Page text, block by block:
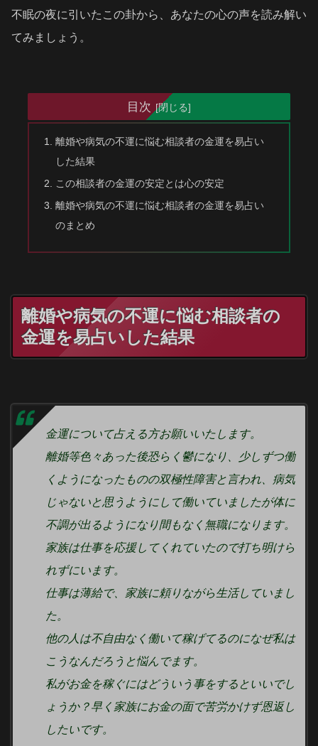
不眠の夜に引いたこの卦から、あなたの心の声を読み解い
てみましょう。
目次
離婚や病気の不運に悩む相談者の金運を易占い
した結果
この相談者の金運の安定とは心の安定
離婚や病気の不運に悩む相談者の金運を易占い
のまとめ
離婚や病気の不運に悩む相談者の
金運を易占いした結果
金運について占える方お願いいたします。
離婚等色々あった後恐らく鬱になり、少しずつ働
くようになったものの双極性障害と言われ、病気
じゃないと思うようにして働いていましたが体に
不調が出るようになり間もなく無職になります。
家族は仕事を応援してくれていたので打ち明けら
れずにいます。
仕事は薄給で、家族に頼りながら生活していまし
た。
他の人は不自由なく働いて稼げてるのになぜ私は
こうなんだろうと悩んでます。
私がお金を稼ぐにはどういう事をするといいでし
ょうか？早く家族にお金の面で苦労かけず恩返し
したいです。